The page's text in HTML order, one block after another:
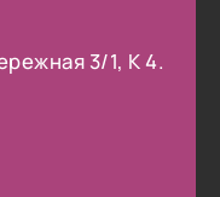
3/1, К 4.